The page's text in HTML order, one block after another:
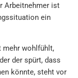
Arbeitnehmer ist
ein
mehr wohlfühlt,
der spürt, dass
könnte, steht vor